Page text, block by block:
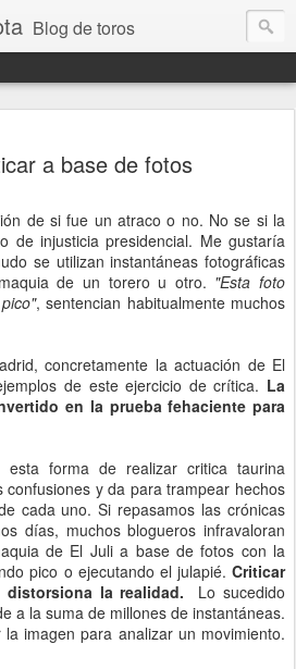
Blog de toros
a base de fotos
de si fue un atraco o no. No se si la
de injusticia presidencial. Me gustaría
se utilizan instantáneas fotográficas
de un torero u otro. "Esta foto
, sentencian habitualmente muchos
concretamente la actuación de El
de este ejercicio de crítica. La
en la prueba fehaciente para
esta forma de realizar critica taurina
y da para trampear hechos
cada uno. Si repasamos las crónicas
días, muchos blogueros infravaloran
de El Juli a base de fotos con la
pico o ejecutando el julapié. Criticar
la realidad.
Lo sucedido
a la suma de millones de instantáneas.
imagen para analizar un movimiento.